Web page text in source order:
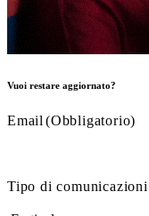
Vuoi restare aggiornato?
Email (Obbligatorio)
Tipo di comunicazioni